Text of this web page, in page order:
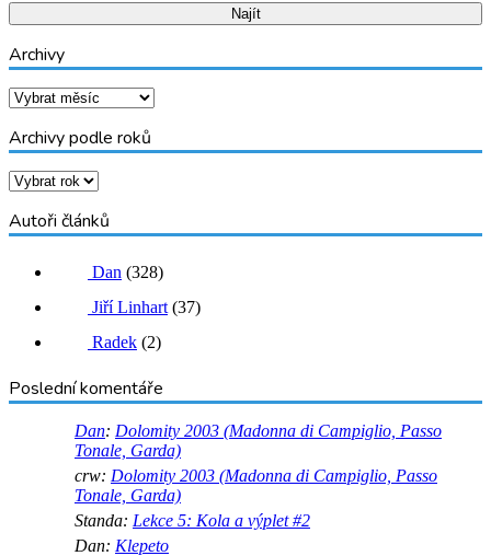
Archivy
Archivy
Archivy podle roků
Archivy
Autoři článků
Dan (328)
Jiří Linhart (37)
Radek (2)
Poslední komentáře
Dan: Dolomity 2003 (Madonna di Campiglio, Passo
Tonale, Garda)
crw: Dolomity 2003 (Madonna di Campiglio, Passo
Tonale, Garda)
Standa: Lekce 5: Kola a výplet #2
Dan: Klepeto